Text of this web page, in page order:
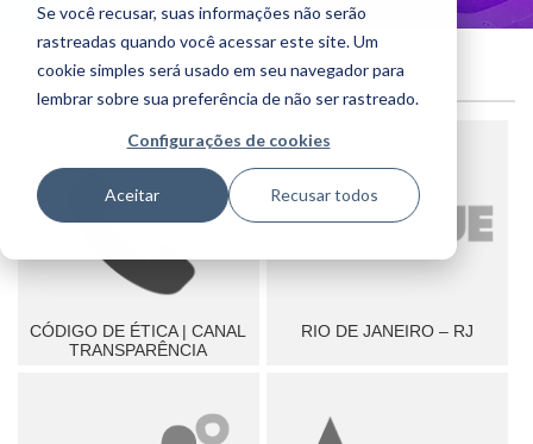
Se você recusar, suas informações não serão
rastreadas quando você acessar este site. Um
cookie simples será usado em seu navegador para
lembrar sobre sua preferência de não ser rastreado.
Configurações de cookies
Aceitar Recusar todos
DESTAQUES
CÓDIGO DE ÉTICA | CANAL
TRANSPARÊNCIA
RIO DE JANEIRO – RJ